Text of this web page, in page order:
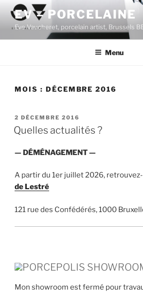
Aller
contenu
principal
EV – PORCELAINE
Eve Vaucheret, porcelain artist, Brussels
Menu
MOIS : DÉCEMBRE 2016
PUBLIÉ
LE
2 DÉCEMBRE 2016
Quelles actualités ?
— DÉMÉNAGEMENT —
A partir du 1er juillet 2026,
de Lestré
121 rue des Confédérés, 1000
PORCEPOLIS
Mon showroom est fermé pour